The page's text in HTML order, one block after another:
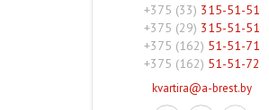
+375 (33) 315-51-51
+375 (29) 315-51-51
+375 (162) 51-51-71
+375 (162) 51-51-72
kvartira@a-brest.by